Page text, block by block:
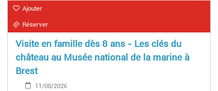
Ajouter
Réserver
Visite en famille dès 8 ans - Les clés du
château au Musée national de la marine à
Brest
11/08/2026